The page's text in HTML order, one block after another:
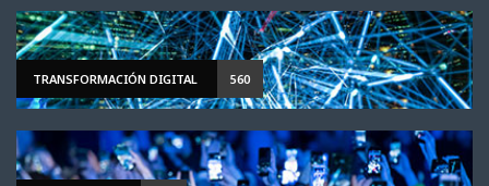
TRANSFORMACIÓN DIGITAL 560